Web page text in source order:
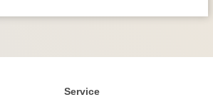
Service